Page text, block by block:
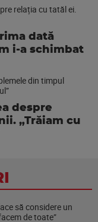
dată
i-a schimbat
despre
„Trăiam cu